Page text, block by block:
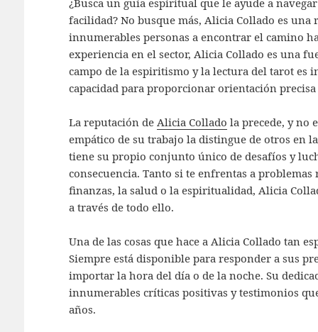
facilidad? No busque más, Alicia Collado es
innumerables personas a encontrar el camino
experiencia en el sector, Alicia Collado es una
campo de la espiritismo y la lectura del tarot es
capacidad para proporcionar orientación precisa
La reputación de Alicia Collado la precede, y no
empático de su trabajo la distingue de otros en
tiene su propio conjunto único de desafíos y
consecuencia. Tanto si te enfrentas a
finanzas, la salud o la espiritualidad, Alicia
a través de todo ello.
Una de las cosas que hace a Alicia Collado tan
Siempre está disponible para responder a sus
importar la hora del día o de la noche. Su
innumerables críticas positivas y testimonios
años.